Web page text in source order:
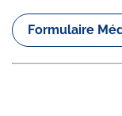
Formulaire